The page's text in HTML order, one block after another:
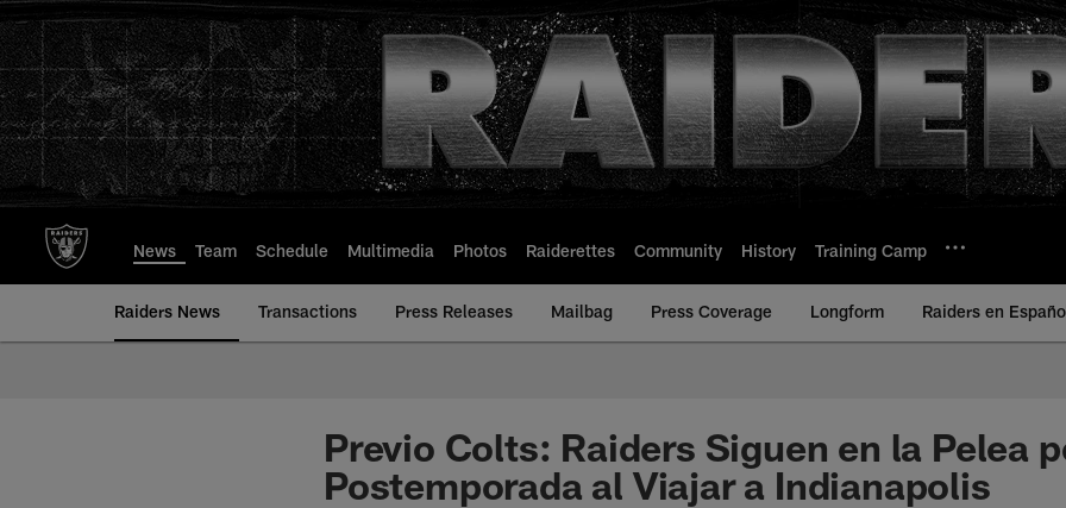
to
main
content
News Team Schedule Multimedia Photos Raiderettes Community History Training Camp
Raiders News Transactions Press Releases Mailbag Press Coverage Longform Raiders en
Previo Colts: Raiders Siguen en la Pelea
Postemporada al Viajar a Indianapolis